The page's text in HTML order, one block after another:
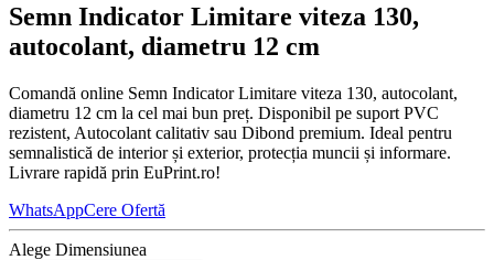
Semn Indicator Limitare viteza 130,
autocolant, diametru 12 cm
Comandă online Semn Indicator Limitare viteza 130, autocolant,
diametru 12 cm la cel mai bun preț. Disponibil pe suport PVC
rezistent, Autocolant calitativ sau Dibond premium. Ideal pentru
semnalistică de interior și exterior, protecția muncii și informare.
Livrare rapidă prin EuPrint.ro!
WhatsAppCere Ofertă
Alege Dimensiunea